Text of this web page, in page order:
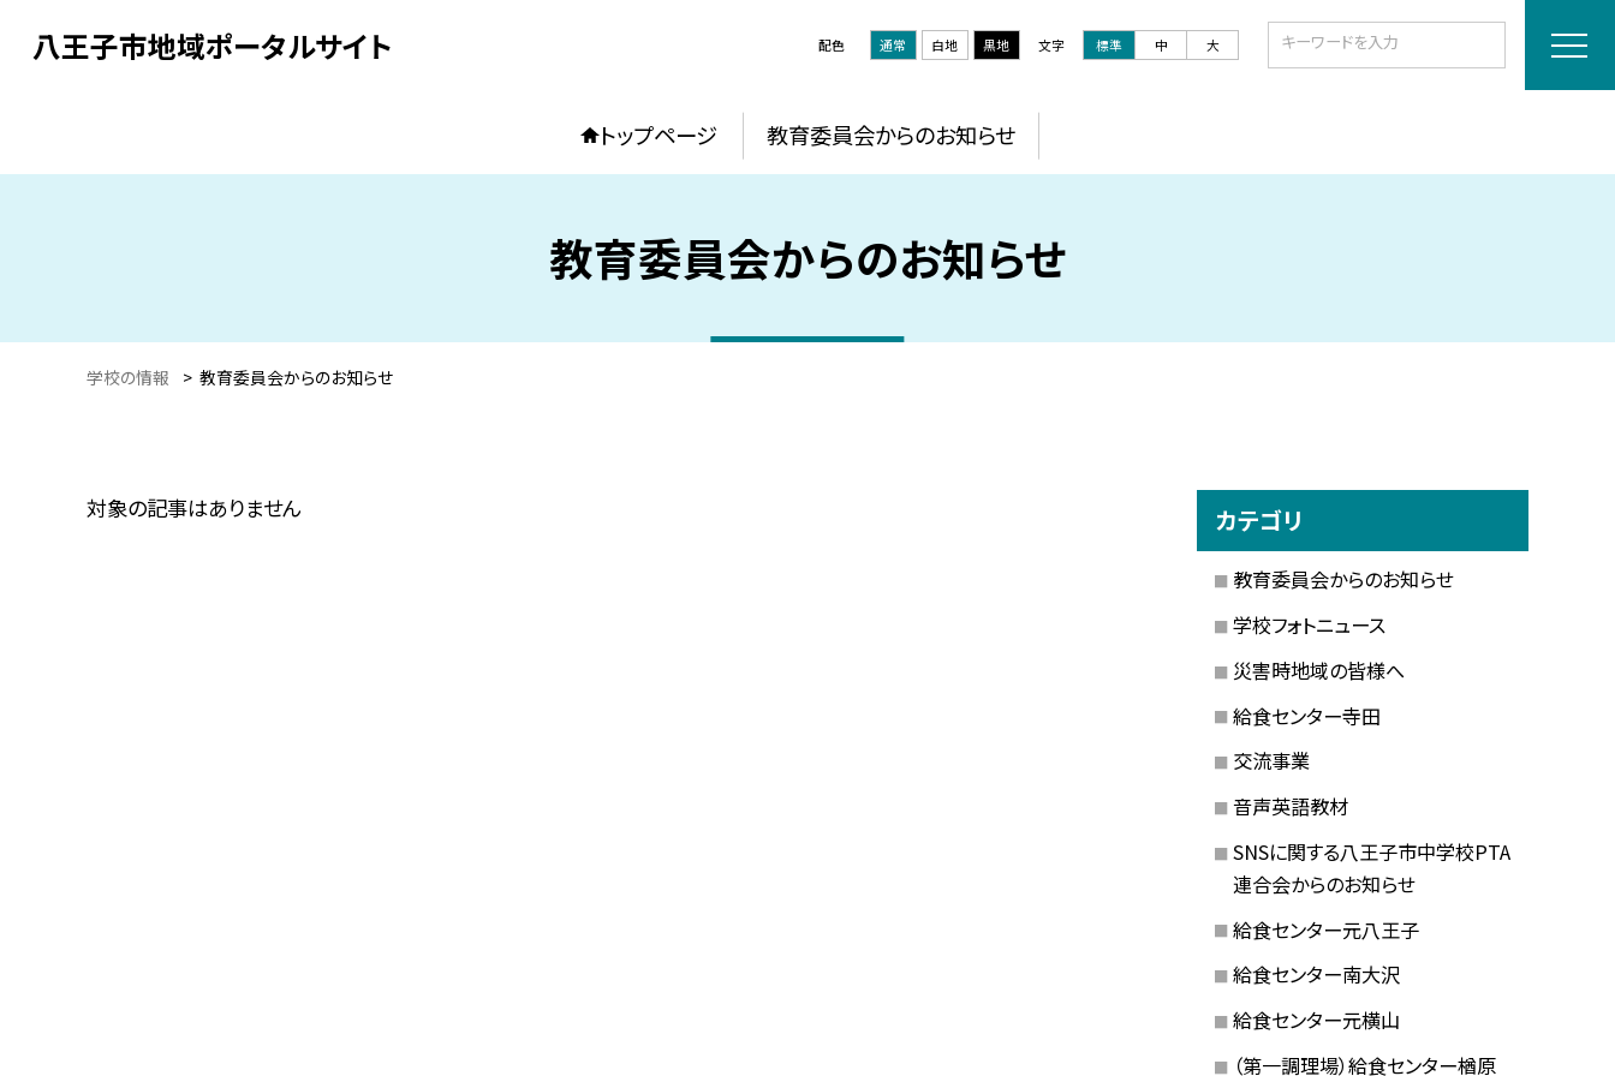
八王子市地域ポータルサイト 配色 通常 白地 黒地 文字 標準 中 大
トップページ 教育委員会からのお知らせ
教育委員会からのお知らせ
学校の情報 > 教育委員会からのお知らせ
対象の記事はありません カテゴリ
教育委員会からのお知らせ
学校フォトニュース
災害時地域の皆様へ
給食センター寺田
交流事業
音声英語教材
SNSに関する八王子市中学校PTA
連合会からのお知らせ
給食センター元八王子
給食センター南大沢
給食センター元横山
（第一調理場）給食センター楢原